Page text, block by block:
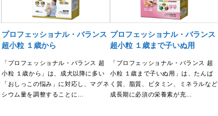
プロフェッショナル・バランス
超小粒 １歳から
「プロフェッショナル・バランス 超
小粒 １歳から」は、成犬以降に多い
「おしっこの悩み」に対応し、マグネ
シウム量を調整することに…
プロフェッショナル・バランス
超小粒 １歳まで子いぬ用
「プロフェッショナル・バランス 超
小粒 １歳まで子いぬ用」は、たんぱ
く質、脂質、ビタミン、ミネラルなど
成長期に必須の栄養素が充…